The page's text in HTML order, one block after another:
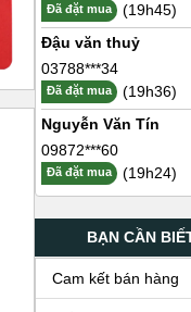
Đã đặt mua
(19h45)
Đậu văn thuỷ
03788***34
Đã đặt mua
(19h36)
Nguyễn Văn Tín
09872***60
Đã đặt mua (19h24)
BẠN CẦN
Cam kết bán hàng